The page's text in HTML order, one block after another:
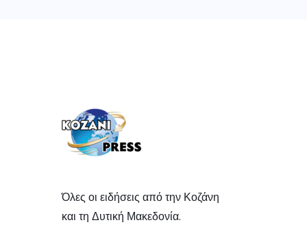
Όλες οι ειδήσεις από την Κοζάνη
και τη Δυτική Μακεδονία.